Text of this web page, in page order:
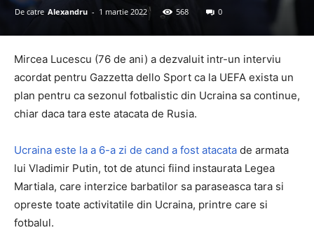
De catre Alexandru - 1 martie 2022 568 0
Mircea Lucescu (76 de ani) a dezvaluit intr-un interviu
acordat pentru Gazzetta dello Sport ca la UEFA exista un
plan pentru ca sezonul fotbalistic din Ucraina sa continue,
chiar daca tara este atacata de Rusia.
Ucraina este la a 6-a zi de cand a fost atacata de armata
lui Vladimir Putin, tot de atunci fiind instaurata Legea
Martiala, care interzice barbatilor sa paraseasca tara si
opreste toate activitatile din Ucraina, printre care si
fotbalul.